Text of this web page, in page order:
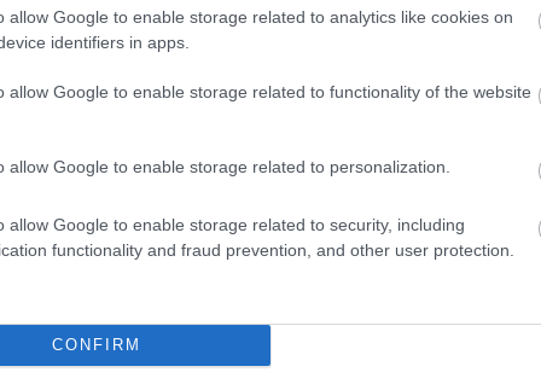
allow Google to enable storage related to analytics like cookies on
identifiers in apps.
allow Google to enable storage related to functionality of the website
allow Google to enable storage related to personalization.
allow Google to enable storage related to security, including
functionality and fraud prevention, and other user protection.
CONFIRM
de nuevos edificios de
la diferencia entre las
por las de 350 arrobas
en un 44 por ciento de las cuevas visitadas,